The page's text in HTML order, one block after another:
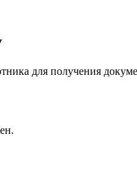
для получения